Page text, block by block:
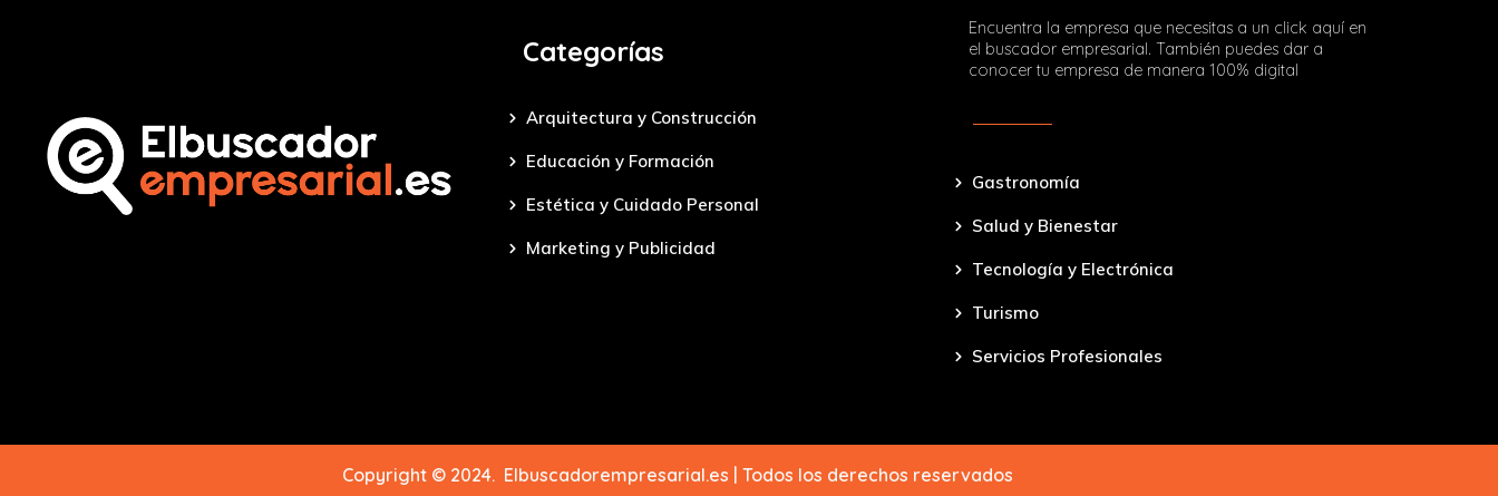
Categorías
Arquitectura y Construcción
Educación y Formación
Estética y Cuidado Personal
Marketing y Publicidad
Encuentra la empresa que necesitas a un click aquí en
el buscador empresarial. También puedes dar a
conocer tu empresa de manera 100% digital
Gastronomía
Salud y Bienestar
Tecnología y Electrónica
Turismo
Servicios Profesionales
Copyright © 2024. Elbuscadorempresarial.es | Todos los derechos reservados